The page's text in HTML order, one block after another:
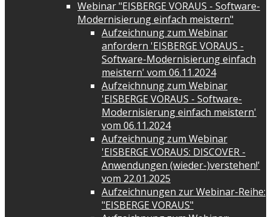
Webinar "EISBERGE VORAUS - Software-
Modernisierung einfach meistern"
Aufzeichnung zum Webinar
anfordern 'EISBERGE VORAUS -
Software-Modernisierung einfach
meistern' vom 06.11.2024
Aufzeichnung zum Webinar
'EISBERGE VORAUS - Software-
Modernisierung einfach meistern'
vom 06.11.2024
Aufzeichnung zum Webinar
'EISBERGE VORAUS: DISCOVER -
Anwendungen (wieder-)verstehen!'
vom 22.01.2025
Aufzeichnungen zur Webinar-Reihe:
"EISBERGE VORAUS"